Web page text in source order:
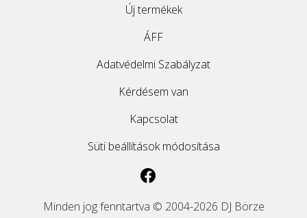
Új termékek
ÁFF
Adatvédelmi Szabályzat
Kérdésem van
Kapcsolat
Süti beállítások módosítása
Minden jog fenntartva © 2004-2026 DJ Börze